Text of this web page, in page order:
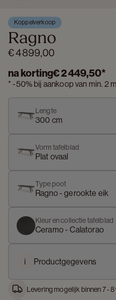
Koppelverkoop
Ragno
€ 4 899,00
na korting€ 2 449,50*
*-50% bij aankoop van min. 2
Lengte
300 cm
Vorm tafelblad
Plat ovaal
Type poot
Ragno - gerookte eik
Kleur en collectie tafelblad
Ceramo - Calatorao
i Productgegevens
Levering mogelijk binnen 7 -